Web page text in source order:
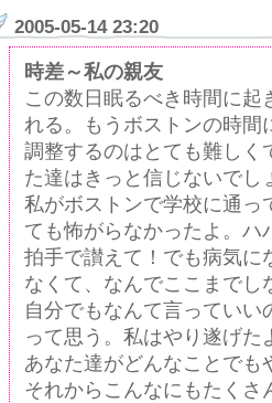
2005-05-14 23:20
時差～私の親友
この数日眠るべき時間に
れる。もうボストンの時間
調整するのはとても難しく
た達はきっと信じないでし
私がボストンで学校に通っ
ても怖がらなかったよ。ハ
拍手で讃えて！でも病気に
なくて、なんでここまでし
自分でもなんて言ってい
って思う。私はやり遂げた
あなた達がどんなことでも
それからこんなにもたくさ